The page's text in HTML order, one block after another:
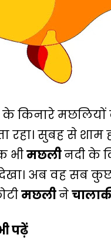
किनारे
रहा। सुबह से शाम
भीमछलीनदी के
अब वह सब
मछलीने
पढ़ें